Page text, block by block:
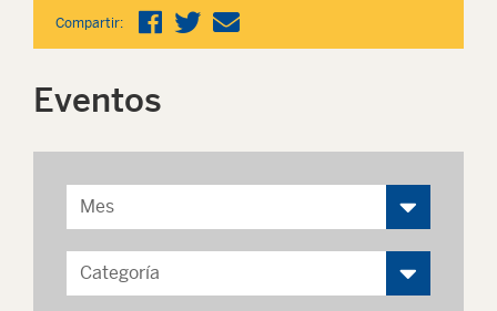
Compartir:
Eventos